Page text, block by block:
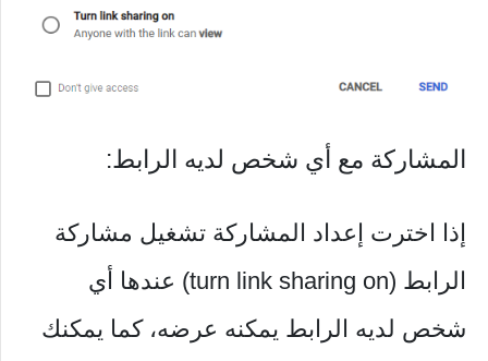
المشاركة مع أي شخص لديه الرابط:
إذا اخترت إعداد المشاركة تشغيل مشاركة
الرابط (turn link sharing on) عندها أي
شخص لديه الرابط يمكنه عرضه، كما يمكنك